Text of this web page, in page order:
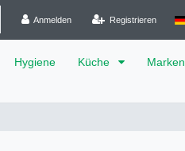
Anmelden Registrieren
Hygiene Küche Marken